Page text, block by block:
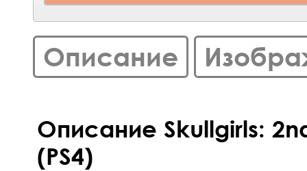
Описание
Описание Skullgirls:
(PS4)